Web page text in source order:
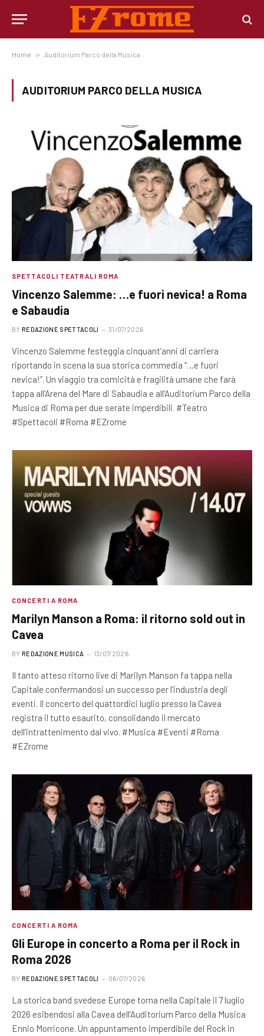
Home » Auditorium Parco della Musica
AUDITORIUM PARCO DELLA MUSICA
SPETTACOLI TEATRALI ROMA
Vincenzo Salemme: …e fuori nevica! a Roma
e Sabaudia
BY REDAZIONE SPETTACOLI 31/07/2026
Vincenzo Salemme festeggia cinquant’anni di carriera
riportando in scena la sua storica commedia “…e fuori
nevica!”. Un viaggio tra comicità e fragilità umane che farà
tappa all’Arena del Mare di Sabaudia e all’Auditorium Parco della
Musica di Roma per due serate imperdibili. #Teatro
#Spettacoli #Roma #EZrome
CONCERTI A ROMA
Marilyn Manson a Roma: il ritorno sold out in
Cavea
BY REDAZIONE MUSICA 13/07/2026
Il tanto atteso ritorno live di Marilyn Manson fa tappa nella
Capitale confermandosi un successo per l’industria degli
eventi. Il concerto del quattordici luglio presso la Cavea
registra il tutto esaurito, consolidando il mercato
dell’intrattenimento dal vivo. #Musica #Eventi #Roma
#EZrome
CONCERTI A ROMA
Gli Europe in concerto a Roma per il Rock in
Roma 2026
BY REDAZIONE SPETTACOLI 06/07/2026
La storica band svedese Europe torna nella Capitale il 7 luglio
2026 esibendosi alla Cavea dell’Auditorium Parco della Musica
Ennio Morricone. Un appuntamento imperdibile del Rock in